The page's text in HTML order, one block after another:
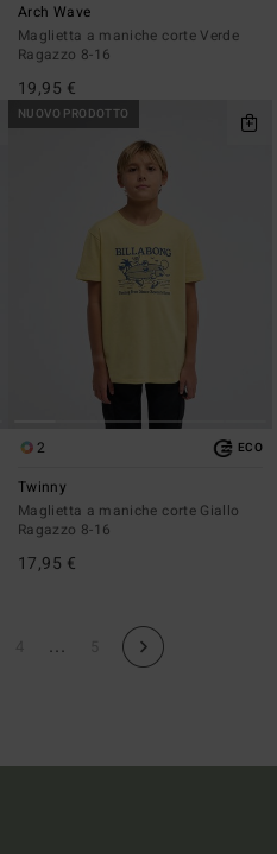
Arch Wave
Maglietta a maniche corte Verde
Ragazzo 8-16
19,95 €
NUOVO PRODOTTO
2 ECO
Twinny
Maglietta a maniche corte Giallo
Ragazzo 8-16
17,95 €
...